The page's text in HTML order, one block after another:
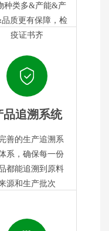
种类多&产能&产
质更有保障，检
疫证书齐
品追溯系统
善的生产追溯系
系，确保每一份
都能追溯到原料
源和生产批次